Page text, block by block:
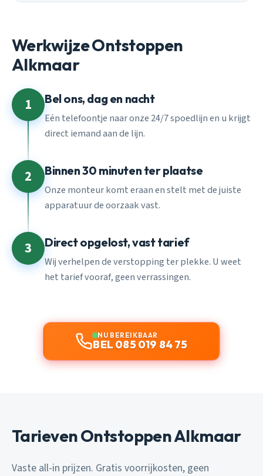
Werkwijze Ontstoppen
Alkmaar
1 Bel ons, dag en nacht
Eén telefoontje naar onze 24/7 spoedlijn en u krijgt
direct iemand aan de lijn.
2 Binnen 30 minuten ter plaatse
Onze monteur komt eraan en stelt met de juiste
apparatuur de oorzaak vast.
3 Direct opgelost, vast tarief
Wij verhelpen de verstopping ter plekke. U weet
het tarief vooraf, geen verrassingen.
NU BEREIKBAAR
BEL 085 019 84 75
Tarieven Ontstoppen Alkmaar
Vaste all-in prijzen. Gratis voorrijkosten, geen